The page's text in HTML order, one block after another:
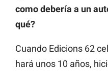
como debería a un
qué?
Cuando Edicions 62
hará unos 10 años,